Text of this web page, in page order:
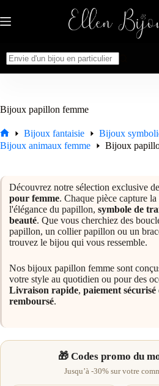
au
contenu
Bijoux papillon femme
Accueil
Bijoux fantaisie
Bijoux
Bijoux animaux femme
Bijoux
Découvrez notre sélection exclusive de
pour femme. Chaque pièce capture la
l'élégance du papillon, symbole de
beauté. Que vous cherchiez des
papillon, un collier papillon ou un
trouvez le bijou qui vous ressemble.
Nos bijoux papillon femme sont
votre style au quotidien ou pour des
Livraison rapide, paiement sécurisé
remboursé.
🎁 Codes promo du
Jusqu’à -30% sur votre